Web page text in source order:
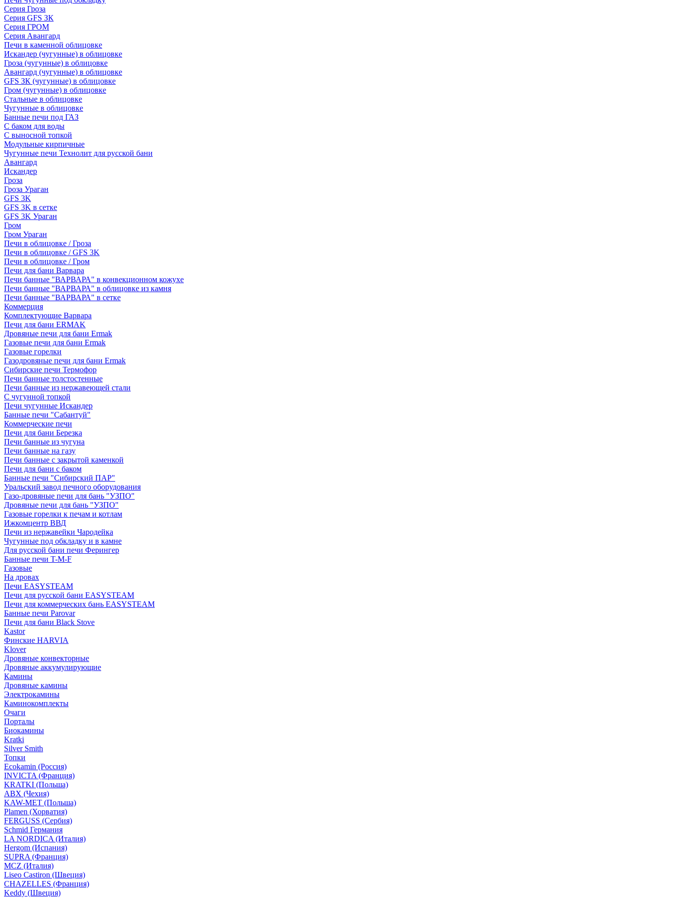
Серия Гроза
Серия GFS ЗК
Серия ГРОМ
Серия Авангард
Печи в каменной облицовке
Искандер (чугунные) в облицовке
Гроза (чугунные) в облицовке
Авангард (чугунные) в облицовке
GFS ЗК (чугунные) в облицовке
Гром (чугунные) в облицовке
Стальные в облицовке
Чугунные в облицовке
Банные печи под ГАЗ
С баком для воды
С выносной топкой
Модульные кирпичные
Чугунные печи Технолит для русской бани
Авангард
Искандер
Гроза
Гроза Ураган
GFS 3K
GFS 3K в сетке
GFS 3K Ураган
Гром
Гром Ураган
Печи в облицовке / Гроза
Печи в облицовке / GFS 3K
Печи в облицовке / Гром
Печи для бани Варвара
Печи банные "ВАРВАРА" в конвекционном кожухе
Печи банные "ВАРВАРА" в облицовке из камня
Печи банные "ВАРВАРА" в сетке
Коммерция
Комплектующие Варвара
Печи для бани ERMAK
Дровяные печи для бани Ermak
Газовые печи для бани Ermak
Газовые горелки
Газодровяные печи для бани Ermak
Сибирские печи Термофор
Печи банные толстостенные
Печи банные из нержавеющей стали
С чугунной топкой
Печи чугунные Искандер
Банные печи "Сабантуй"
Коммерческие печи
Печи для бани Березка
Печи банные из чугуна
Печи банные на газу
Печи банные с закрытой каменкой
Печи для бани с баком
Банные печи "Сибирский ПАР"
Уральский завод печного оборудования
Газо-дровяные печи для бань "УЗПО"
Дровяные печи для бань "УЗПО"
Газовые горелки к печам и котлам
Ижкомцентр ВВД
Печи из нержавейки Чародейка
Чугунные под обкладку и в камне
Для русской бани печи Ферингер
Банные печи T-M-F
Газовые
На дровах
Печи EASYSTEAM
Печи для русской бани EASYSTEAM
Печи для коммерческих бань EASYSTEAM
Банные печи Parovar
Печи для бани Black Stove
Kastor
Финские HARVIA
Klover
Дровяные конвекторные
Дровяные аккумулирующие
Камины
Дровяные камины
Электрокамины
Каминокомплекты
Очаги
Порталы
Биокамины
Kratki
Silver Smith
Топки
Ecokamin (Россия)
INVICTA (Франция)
KRATKI (Польша)
ABX (Чехия)
KAW-MET (Польша)
Plamen (Хорватия)
FERGUSS (Сербия)
Schmid Германия
LA NORDICA (Италия)
Hergom (Испания)
SUPRA (Франция)
MCZ (Италия)
Liseo Castiron (Швеция)
CHAZELLES (Франция)
Keddy (Швеция)